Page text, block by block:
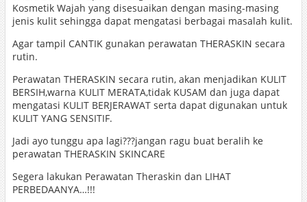
Kosmetik Wajah yang disesuaikan dengan masing-masing
jenis kulit sehingga dapat mengatasi berbagai masalah kulit.
Agar tampil CANTIK gunakan perawatan THERASKIN secara
rutin.
Perawatan THERASKIN secara rutin, akan menjadikan KULIT
BERSIH,warna KULIT MERATA,tidak KUSAM dan juga dapat
mengatasi KULIT BERJERAWAT serta dapat digunakan untuk
KULIT YANG SENSITIF.
Jadi ayo tunggu apa lagi???jangan ragu buat beralih ke
perawatan THERASKIN SKINCARE
Segera lakukan Perawatan Theraskin dan LIHAT
PERBEDAANYA…!!!